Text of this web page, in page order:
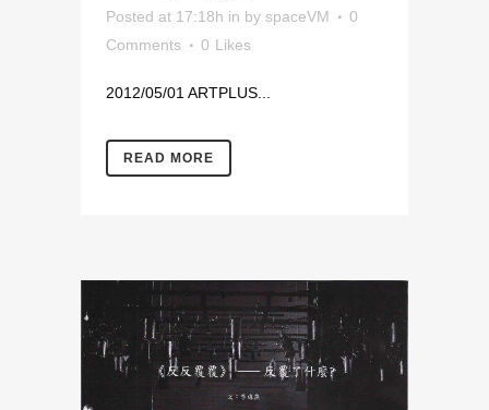
Posted at 17:18h in by spaceVM
0
Comments
0 Likes
2012/05/01 ARTPLUS...
READ MORE